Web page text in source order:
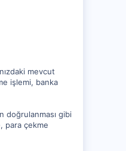
mevcut
işlemi, banka
doğrulanması gibi
para çekme